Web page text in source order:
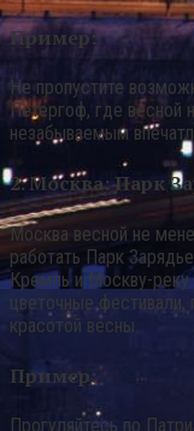
Пример:
Не пропустите
Петергоф, где весной
незабываемым
2. Москва: Парк
Москва весной не
работать Парк
Кремль и Москву-
цветочные
красотой весны.
Пример:
Прогуляйтесь по